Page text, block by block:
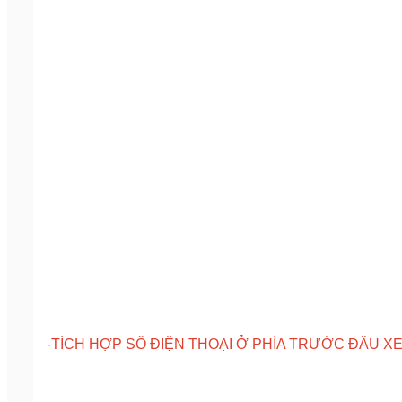
-TÍCH HỢP SỐ ĐIỆN THOẠI Ở PHÍA TRƯỚC ĐẦU